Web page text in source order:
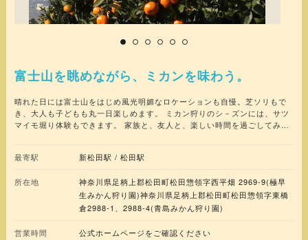
富士山を眺めながら、ミカンを味わう。
晴れた日には富士山をはじめ風光明媚なロケーションも自慢。芝ソリもで
き、大人も子どもも丸一日楽しめます。 ミカン狩りのシ－ズンには、サツ
マイモ堀り体験もできます。 家族と、友人と、楽しい時間を過ごしてみて
最新情報をご確認ください。
最寄駅 新松田駅 / 松田駅
所在地
神奈川県足柄上郡松田町松田惣領字西平畑 2969-9(極早
生みかん狩り園)神奈川県足柄上郡松田町松田惣領字東橋
倉2988-1、2988-4(青島みかん狩り園)
営業時間 公式ホームページをご確認ください